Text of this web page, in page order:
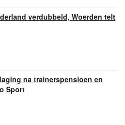
verdubbeld, Woerden telt
na trainerspensioen en
Sport